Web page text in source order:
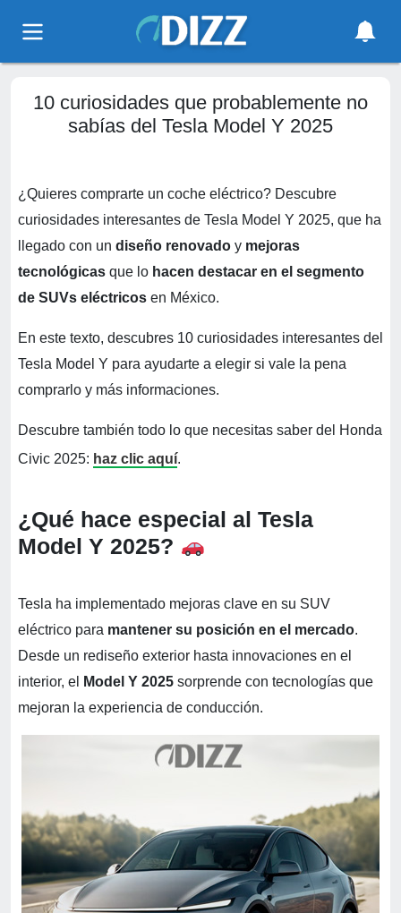
10 curiosidades que probablemente no
sabías del Tesla Model Y 2025
¿Quieres comprarte un coche eléctrico? Descubre
curiosidades interesantes de Tesla Model Y 2025, que ha
llegado con un diseño renovado y mejoras
tecnológicas que lo hacen destacar en el segmento
de SUVs eléctricos en México.
En este texto, descubres 10 curiosidades interesantes del
Tesla Model Y para ayudarte a elegir si vale la pena
comprarlo y más informaciones.
Descubre también todo lo que necesitas saber del Honda
Civic 2025: haz clic aquí.
¿Qué hace especial al Tesla
Model Y 2025?
Tesla ha implementado mejoras clave en su SUV
eléctrico para mantener su posición en el mercado.
Desde un rediseño exterior hasta innovaciones en el
interior, el
Model Y 2025 sorprende con tecnologías que
mejoran la experiencia de conducción.